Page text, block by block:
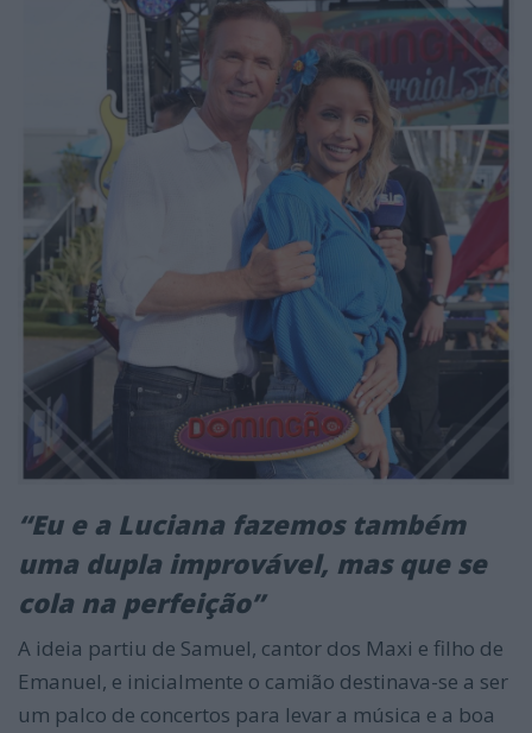
“Eu e a Luciana fazemos também
uma dupla improvável, mas que se
cola na perfeição”
A ideia partiu de Samuel, cantor dos Maxi e filho de
Emanuel, e inicialmente o camião destinava-se a ser
um palco de concertos para levar a música e a boa